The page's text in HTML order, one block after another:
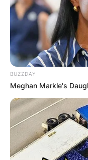
BUZZDAY
Meghan Markle's